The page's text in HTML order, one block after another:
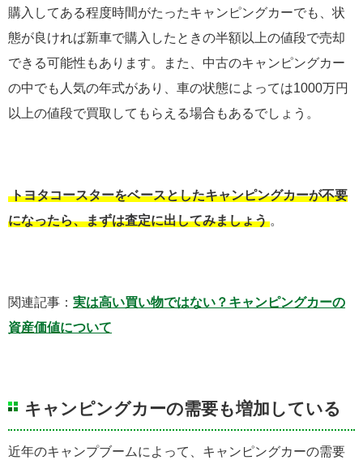
購入してある程度時間がたったキャンピングカーでも、状
態が良ければ新車で購入したときの半額以上の値段で売却
できる可能性もあります。また、中古のキャンピングカー
の中でも人気の年式があり、車の状態によっては1000万円
以上の値段で買取してもらえる場合もあるでしょう。
トヨタコースターをベースとしたキャンピングカーが不要
になったら、まずは査定に出してみましょう 。
関連記事： 実は高い買い物ではない？キャンピングカーの
資産価値について
キャンピングカーの需要も増加している
近年のキャンプブームによって、キャンピングカーの需要